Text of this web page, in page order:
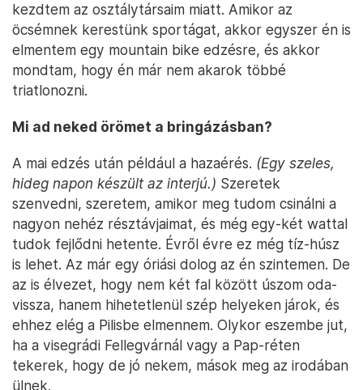
kezdtem az osztálytársaim miatt. Amikor az
öcsémnek kerestünk sportágat, akkor egyszer én is
elmentem egy mountain bike edzésre, és akkor
mondtam, hogy én már nem akarok többé
triatlonozni.
Mi ad neked örömet a bringázásban?
A mai edzés után például a hazaérés. (Egy szeles,
hideg napon készült az interjú.) Szeretek
szenvedni, szeretem, amikor meg tudom csinálni a
nagyon nehéz résztávjaimat, és még egy-két wattal
tudok fejlődni hetente. Évről évre ez még tíz-húsz
is lehet. Az már egy óriási dolog az én szintemen. De
az is élvezet, hogy nem két fal között úszom oda-
vissza, hanem hihetetlenül szép helyeken járok, és
ehhez elég a Pilisbe elmennem. Olykor eszembe jut,
ha a visegrádi Fellegvárnál vagy a Pap-réten
tekerek, hogy de jó nekem, mások meg az irodában
ülnek.